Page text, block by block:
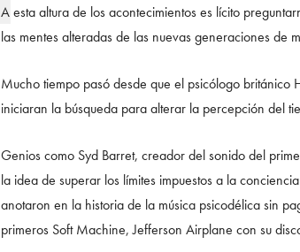
A esta altura de los acontecimientos es lícito
las mentes alteradas de las nuevas generaciones de
Mucho tiempo pasó desde que el psicólogo británico
iniciaran la búsqueda para alterar la percepción del
Genios como Syd Barret, creador del sonido del
la idea de superar los límites impuestos a la
anotaron en la historia de la música psicodélica sin
primeros Soft Machine, Jefferson Airplane con su